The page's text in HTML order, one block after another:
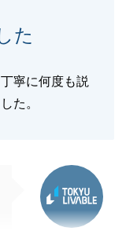
た
寧に何度も説
た。